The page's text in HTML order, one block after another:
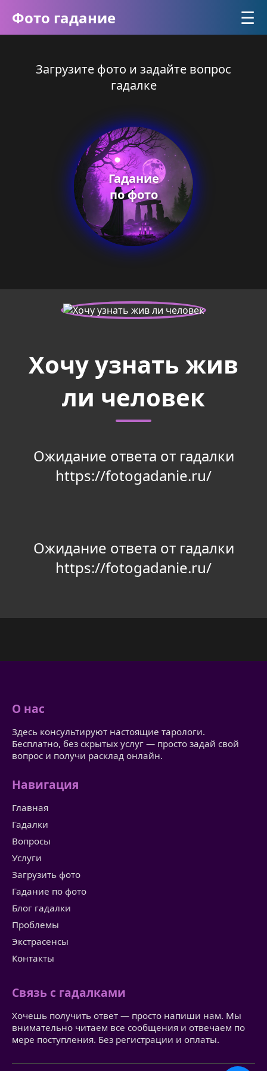
Фото гадание ☰
Загрузите фото и задайте вопрос
гадалке
Гадание
по фото
Хочу узнать жив
ли человек
Ожидание ответа от гадалки
https://fotogadanie.ru/
Ожидание ответа от гадалки
https://fotogadanie.ru/
О нас
Здесь консультируют настоящие тарологи.
Бесплатно, без скрытых услуг — просто задай свой
вопрос и получи расклад онлайн.
Навигация
Главная
Гадалки
Вопросы
Услуги
Загрузить фото
Гадание по фото
Блог гадалки
Проблемы
Экстрасенсы
Контакты
Связь с гадалками
Хочешь получить ответ — просто напиши нам. Мы
внимательно читаем все сообщения и отвечаем по
мере поступления. Без регистрации и оплаты.